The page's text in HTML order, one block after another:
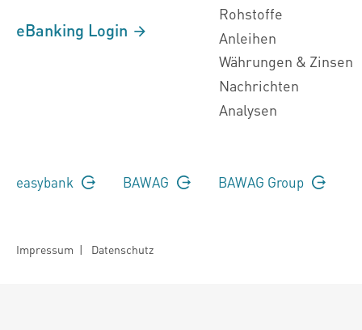
eBanking Login
Rohstoffe
Anleihen
Währungen & Zinsen
Nachrichten
Analysen
easybank BAWAG BAWAG Group
Impressum | Datenschutz